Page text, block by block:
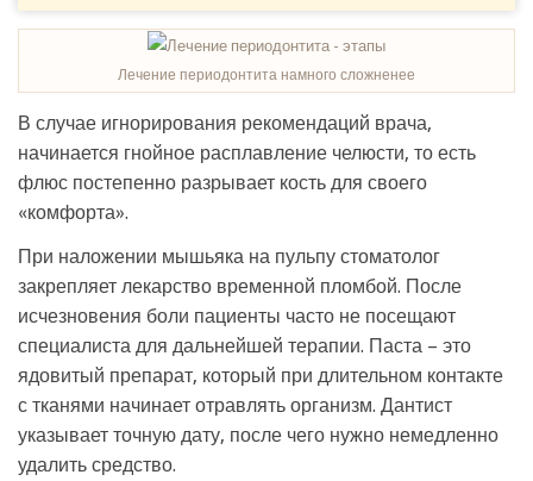
Лечение периодонтита намного сложненее
В случае игнорирования рекомендаций врача,
начинается гнойное расплавление челюсти, то есть
флюс постепенно разрывает кость для своего
«комфорта».
При наложении мышьяка на пульпу стоматолог
закрепляет лекарство временной пломбой. После
исчезновения боли пациенты часто не посещают
специалиста для дальнейшей терапии. Паста – это
ядовитый препарат, который при длительном контакте
с тканями начинает отравлять организм. Дантист
указывает точную дату, после чего нужно немедленно
удалить средство.